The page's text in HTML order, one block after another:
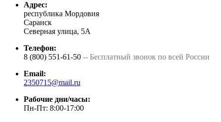
Адрес:
республика Мордовия
Саранск
Северная улица, 5А
Телефон:
8 (800) 551-61-50 -- Бесплатный звонок по всей России
Email:
2350715@mail.ru
Рабочие дни/часы:
Пн-Пт: 8:00-17:00